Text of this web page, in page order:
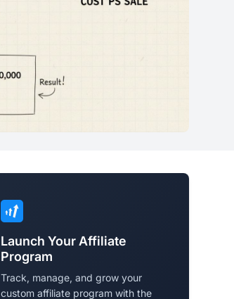
Launch Your Affiliate
Program
Track, manage, and grow your
custom affiliate program with the